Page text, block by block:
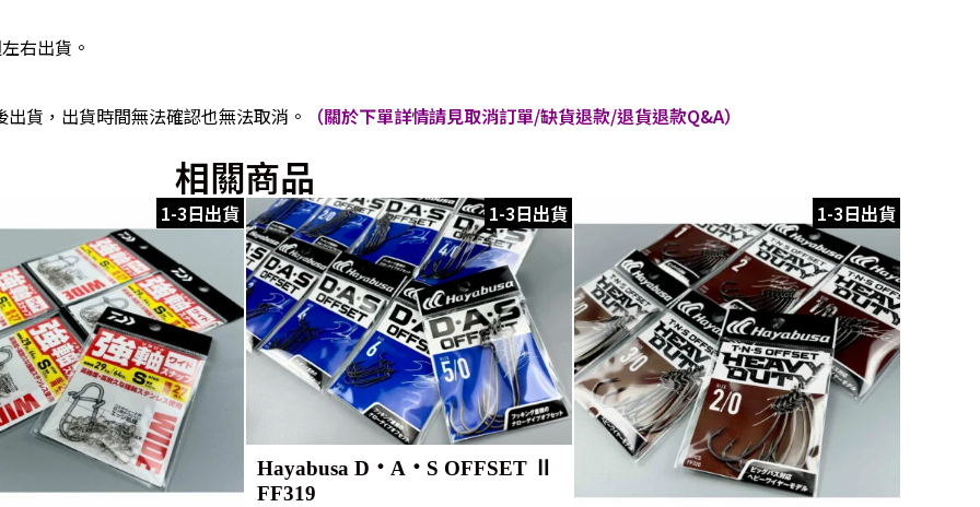
右出貨。
貨，出貨時間無法確認也無法取消。 （關於下單詳情請見取消訂單/缺貨退款/退貨退款Q&A）
相關商品
1-3日出貨 1-3日出貨
Hayabusa D・A・S OFFSET Ⅱ
FF319
1-3日出貨